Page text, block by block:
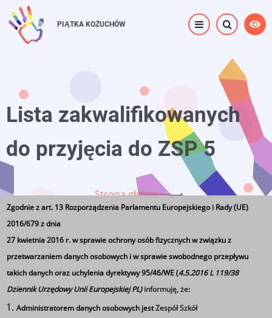
Przejdź
do
treści
PIĄTKA KOŻUCHÓW
Lista zakwalifikowanych
do przyjęcia do ZSP 5
Strona główna
⟶
Lista zakwalifikowanych do przyjęcia do ZSP 5
Pliki
Lista zakwalifikowanych do przyjecia - technik logistyk
Zgodnie z art. 13 Rozporządzenia Parlamentu Europejskiego i Rady (UE)
2016/679 z dnia
27 kwietnia 2016 r. w sprawie ochrony osób fizycznych w związku z
przetwarzaniem danych osobowych i w sprawie swobodnego przepływu
takich danych oraz uchylenia dyrektywy 95/46/WE (4.5.2016 L 119/38
Dziennik Urzędowy Unii Europejskiej PL)informuję, że:
Administratorem danych osobowych jestZespół Szkół